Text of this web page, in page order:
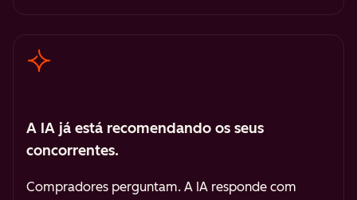
A IA já está recomendando os seus
concorrentes.
Compradores perguntam. A IA responde com